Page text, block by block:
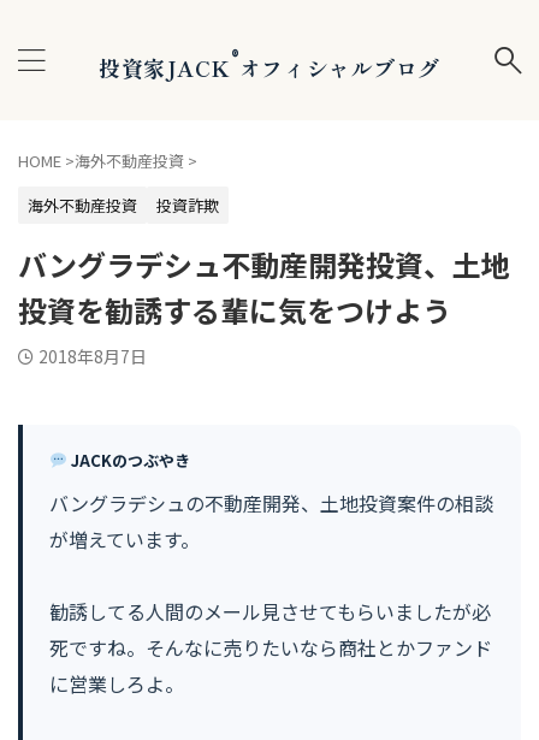
投資家JACK®オフィシャルブログ
HOME >海外不動産投資 >
海外不動産投資
投資詐欺
バングラデシュ不動産開発投資、土地
投資を勧誘する輩に気をつけよう
2018年8月7日
JACKのつぶやき
バングラデシュの不動産開発、土地投資案件の相談
が増えています。
勧誘してる人間のメール見させてもらいましたが必
死ですね。そんなに売りたいなら商社とかファンド
に営業しろよ。